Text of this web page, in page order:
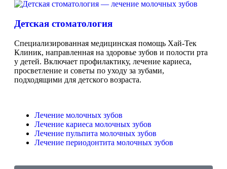
Детская стоматология
Специализированная медицинская помощь Хай-Тек
Клиник, направленная на здоровье зубов и полости рта
у детей. Включает профилактику, лечение кариеса,
просветление и советы по уходу за зубами,
подходящими для детского возраста.
Лечение молочных зубов
Лечение кариеса молочных зубов
Лечение пульпита молочных зубов
Лечение периодонтита молочных зубов